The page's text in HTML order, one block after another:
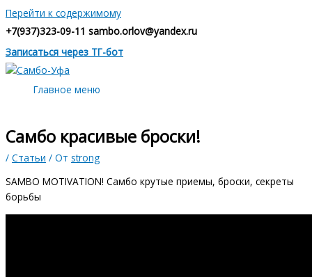
Перейти к содержимому
+7(937)323-09-11 sambo.orlov@yandex.ru
Записаться через ТГ-бот
Главное меню
Самбо красивые броски!
/ Статьи / От strong
SAMBO MOTIVATION! Самбо крутые приемы, броски, секреты
борьбы